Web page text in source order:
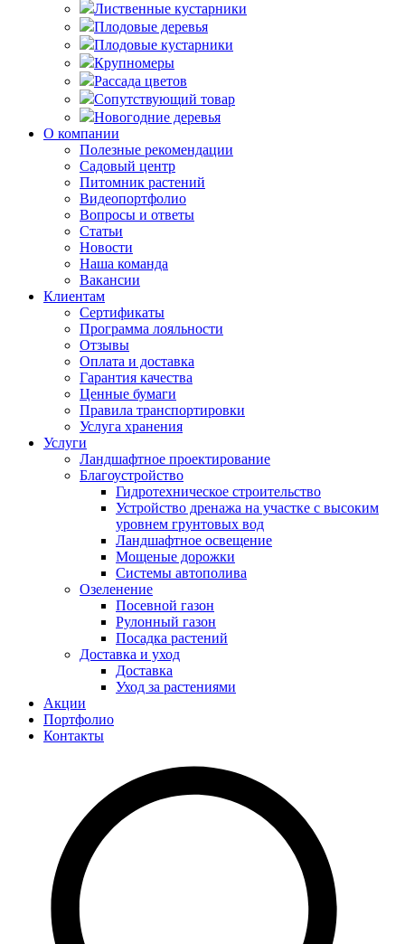
Лиственные кустарники
Плодовые деревья
Плодовые кустарники
Крупномеры
Рассада цветов
Сопутствующий товар
Новогодние деревья
О компании
Полезные рекомендации
Садовый центр
Питомник растений
Видеопортфолио
Вопросы и ответы
Статьи
Новости
Наша команда
Вакансии
Клиентам
Сертификаты
Программа лояльности
Отзывы
Оплата и доставка
Гарантия качества
Ценные бумаги
Правила транспортировки
Услуга хранения
Услуги
Ландшафтное проектирование
Благоустройство
Гидротехническое строительство
Устройство дренажа на участке с высоким
уровнем грунтовых вод
Ландшафтное освещение
Мощеные дорожки
Системы автополива
Озеленение
Посевной газон
Рулонный газон
Посадка растений
Доставка и уход
Доставка
Уход за растениями
Акции
Портфолио
Контакты